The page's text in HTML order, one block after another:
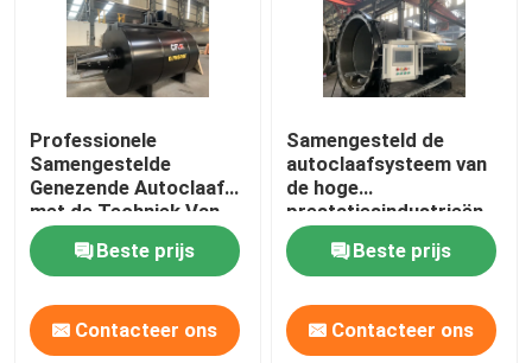
Professionele
Samengestelde
Genezende Autoclaaf
met de Techniek Van
wereldklasse en Uniek
Systeemontwerp
Beste prijs
Contacteer ons
Samengesteld de
autoclaafsysteem van
de hoge
prestatiesindustrieën
voor
ruimtevaart/militaire
materialen
Beste prijs
Contacteer ons